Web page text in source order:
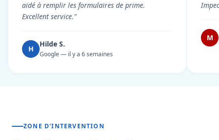
aidé à remplir les formulaires de prime.
Excellent service."
H
Hilde S.
Google — il y a 6 semaines
M
ZONE D'INTERVENTION